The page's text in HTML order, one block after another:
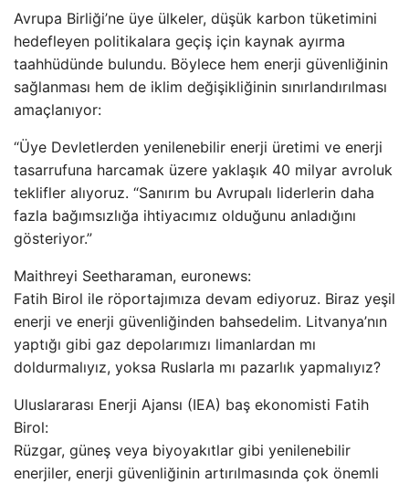
Avrupa Birliği’ne üye ülkeler, düşük karbon tüketimini
hedefleyen politikalara geçiş için kaynak ayırma
taahhüdünde bulundu. Böylece hem enerji güvenliğinin
sağlanması hem de iklim değişikliğinin sınırlandırılması
amaçlanıyor:
“Üye Devletlerden yenilenebilir enerji üretimi ve enerji
tasarrufuna harcamak üzere yaklaşık 40 milyar avroluk
teklifler alıyoruz. “Sanırım bu Avrupalı ​​liderlerin daha
fazla bağımsızlığa ihtiyacımız olduğunu anladığını
gösteriyor.”
Maithreyi Seetharaman, euronews:
Fatih Birol ile röportajımıza devam ediyoruz. Biraz yeşil
enerji ve enerji güvenliğinden bahsedelim. Litvanya’nın
yaptığı gibi gaz depolarımızı limanlardan mı
doldurmalıyız, yoksa Ruslarla mı pazarlık yapmalıyız?
Uluslararası Enerji Ajansı (IEA) baş ekonomisti Fatih
Birol:
Rüzgar, güneş veya biyoyakıtlar gibi yenilenebilir
enerjiler, enerji güvenliğinin artırılmasında çok önemli